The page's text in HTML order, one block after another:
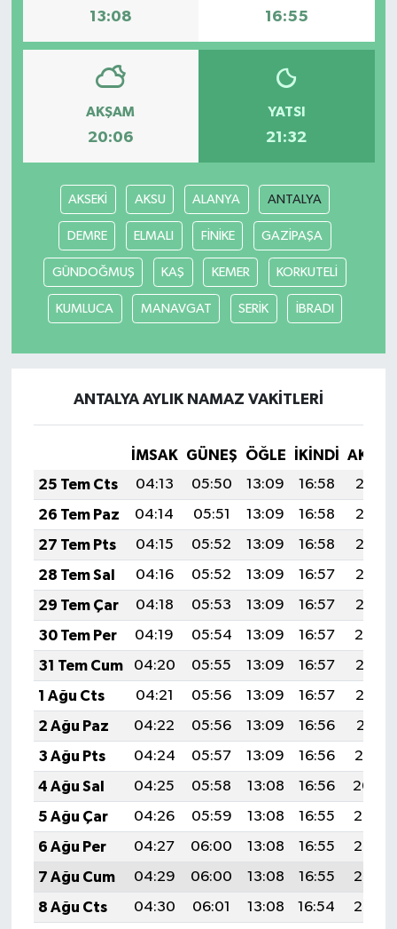
13:08 16:55
AKŞAM
20:06
YATSI
21:32
AKSEKİ AKSU ALANYA ANTALYA
DEMRE ELMALI FİNİKE GAZİPAŞA
GÜNDOĞMUŞ KAŞ KEMER KORKUTELİ
KUMLUCA MANAVGAT SERİK İBRADI
ANTALYA AYLIK NAMAZ VAKITLERI
İMSAK GÜNEŞ ÖĞLE İKINDI
25 Tem Cts
04:13 05:50 13:09 16:58
20:18
26 Tem Paz
04:14 05:51 13:09 16:58
20:17
27 Tem Pts
04:15 05:52 13:09 16:58
20:16
28 Tem Sal
04:16 05:52 13:09 16:57
20:15
29 Tem Çar
04:18 05:53 13:09 16:57
20:15
30 Tem Per
04:19 05:54 13:09 16:57
20:14
31 Tem Cum
04:20 05:55 13:09 16:57
20:13
1 Ağu Cts
04:21 05:56 13:09 16:57
20:12
2 Ağu Paz
04:22 05:56 13:09 16:56
20:11
3 Ağu Pts
04:24 05:57 13:09 16:56
20:10
4 Ağu Sal
04:25 05:58 13:08 16:56
20:09
5 Ağu Çar
04:26 05:59 13:08 16:55
20:08
6 Ağu Per
04:27 06:00 13:08 16:55
20:07
7 Ağu Cum
04:29 06:00 13:08 16:55
20:06
8 Ağu Cts
04:30 06:01 13:08 16:54 20:05